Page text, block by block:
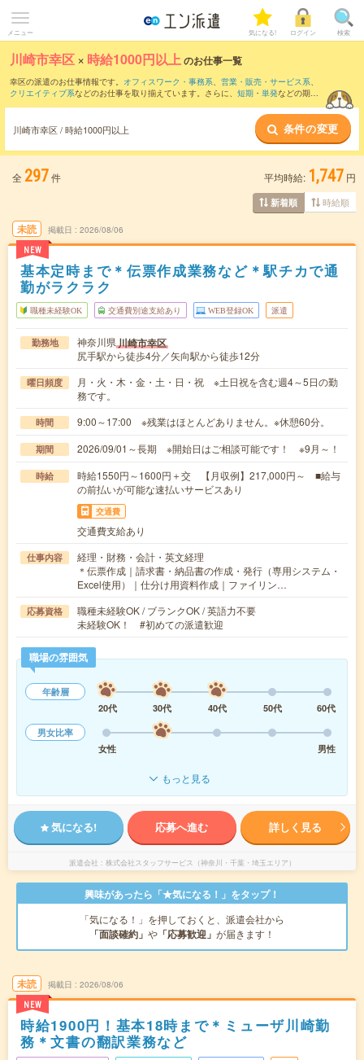
メニュー 気になる! ログイン 検索
川崎市幸区 × 時給1000円以上のお仕事一覧
幸区の派遣のお仕事情報です。 オフィスワーク・事務系、 営業・販売・サービス系、
クリエイティブ系などのお仕事を取り揃えています。さらに、 短期 ・ 単発などの期間
時給1250円以上・1800円以上 の求人はこちら
当サイトでは法令を遵守し、最低賃金以上の求人のみを掲載しています。
川崎市幸区 / 時給1000円以上 条件の変更
全 297件 平均時給: 1,747 円
新着順 時給順
未読
NEW
掲載日 2026/08/06
基本定時まで＊伝票作成業務など＊駅チカで通
勤がラクラク
職種未経験OK 交通費別途支給あり WEB登録OK 派遣
勤務地 神奈川県川崎市幸区
尻手駅から徒歩4分／矢向駅から徒歩12分
曜日頻度
月・火・木・金・土・日・祝 ※土日祝を含む週4～5日の勤
務です。
時間 9:00～17:00 ※残業はほとんどありません。※休憩60分。
期間 2026/09/01～長期 ※開始日はご相談可能です！ ※9月～！
時給
時給1550円～1600円＋交 【月収例】217,000円～ ■給与
の前払いが可能な速払いサービスあり
交通費
交通費支給あり
仕事内容
経理・財務・会計・英文経理
＊伝票作成｜請求書・納品書の作成・発行（専用システム・
Excel使用）｜仕分け用資料作成｜ファイリン…
応募資格
職種未経験OK / ブランクOK / 英語力不要
未経験OK！ #初めての派遣歓迎
職場の雰囲気
年齢層
20代
30代 40代 50代
60代
男女比率
女性
男性
もっと見る
気になる! 応募へ進む 詳しく見る
派遣会社 株式会社スタッフサービス（神奈川・千葉・埼玉エリア）
興味があったら「★気になる！」をタップ！
「気になる！」を押しておくと、派遣会社から
「面談確約」 や 「応募歓迎」 が届きます！
未読
NEW
掲載日 2026/08/06
時給1900円！基本18時まで＊ミューザ川崎勤
務＊文書の翻訳業務など